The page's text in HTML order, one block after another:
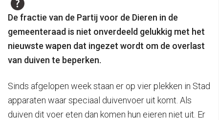
De fractie van de Partij voor de Dieren in de
gemeenteraad is niet onverdeeld gelukkig met het
nieuwste wapen dat ingezet wordt om de overlast
van duiven te beperken.
Sinds afgelopen week staan er op vier plekken in Stad
apparaten waar speciaal duivenvoer uit komt. Als
duiven dit voer eten dan komen hun eieren niet uit. Er